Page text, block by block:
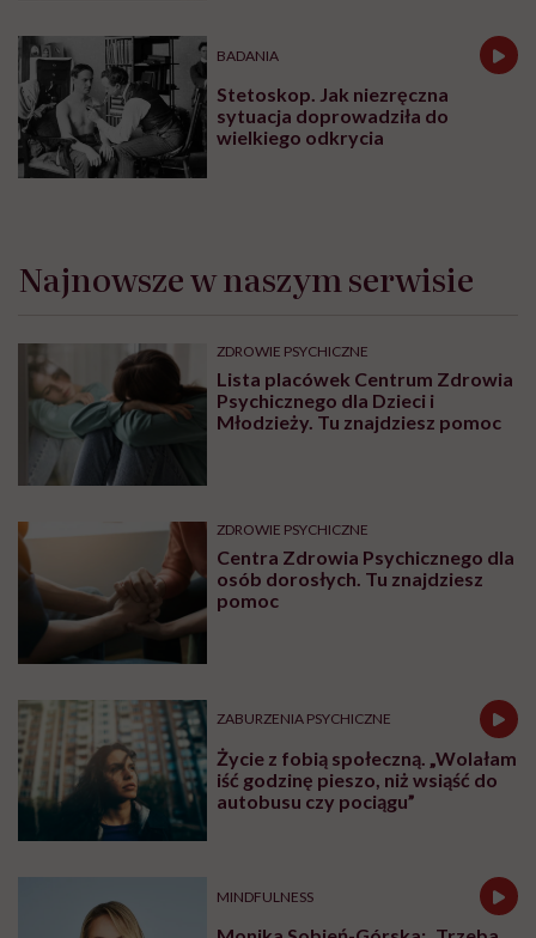
BADANIA
Stetoskop. Jak niezręczna
sytuacja doprowadziła do
wielkiego odkrycia
Najnowsze w naszym serwisie
ZDROWIE PSYCHICZNE
Lista placówek Centrum Zdrowia
Psychicznego dla Dzieci i
Młodzieży. Tu znajdziesz pomoc
ZDROWIE PSYCHICZNE
Centra Zdrowia Psychicznego dla
osób dorosłych. Tu znajdziesz
pomoc
ZABURZENIA PSYCHICZNE
Życie z fobią społeczną. „Wolałam
iść godzinę pieszo, niż wsiąść do
autobusu czy pociągu”
MINDFULNESS